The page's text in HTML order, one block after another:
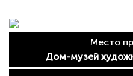
Место
Дом-музей